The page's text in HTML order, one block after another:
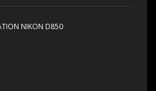
NIKON D850